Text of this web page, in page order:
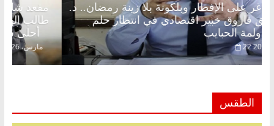
مقعد شاغر على الإفطار وبلكونة بلا زينة رمضان.. د.
عبدالخالق فاروق خبير اقتصادي في انتظار حلم
الحرية ولمة الحبايب
22 فبراير، 2026
الطقس